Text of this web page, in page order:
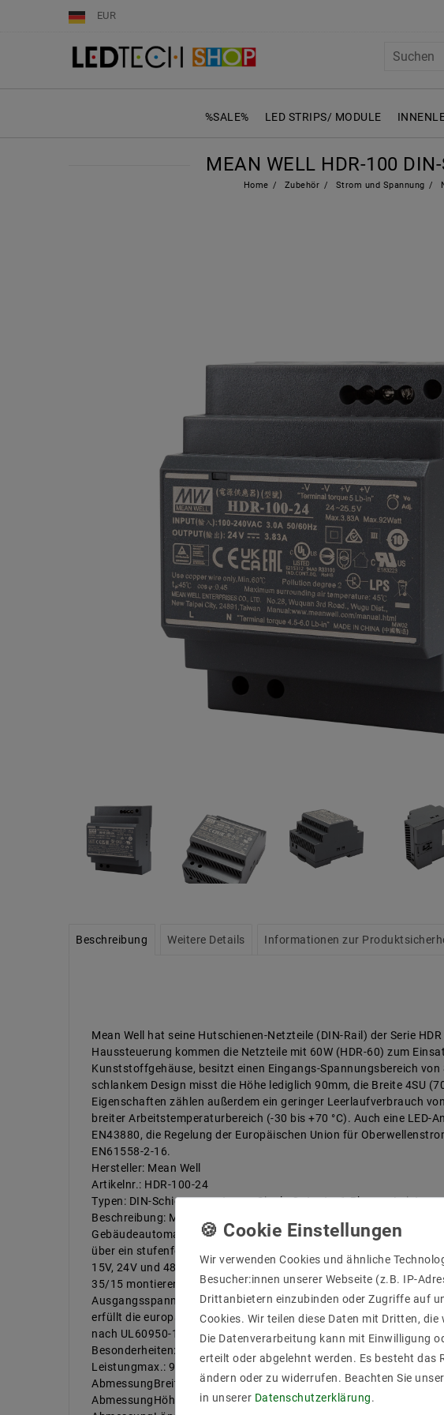
EUR
%SALE% LED STRIPS/ MODULE
MEAN WELL HDR-100
Home Zubehör Strom und Spannung
Beschreibung Weitere Details Informationen zur
Mean Well hat seine Hutschienen-Netzteile (DIN-Rail) der Serie
Haussteuerung kommen die Netzteile mit 60W (HDR-60) zum
Kunststoffgehäuse, besitzt einen Eingangs-Spannungsbereich von
schlankem Design misst die Höhe lediglich 90mm, die Breite 4SU
Eigenschaften zählen außerdem ein geringer Leerlaufverbrauch
breiter Arbeitstemperaturbereich (-30 bis +70 °C). Auch eine LED-
EN43880, die Regelung der Europäischen Union für
EN61558-2-16.
Hersteller: Mean Well
Artikelnr.: HDR-100-24
Typen: DIN-Schienenmontage Single Output 1-Phase Leistung:
Beschreibung: Mean Well hat seine Hutschienen-Netzteile (DIN-
Gebäudeautomation und Haussteuerung kommen die Netzteile
über ein stufenförmiges Kunststoffgehäuse, besitzt einen
15V, 24V und 48V. Dank schlankem Design misst die Höhe
35/15 montieren. Zu ihren Eigenschaften zählen außerdem ein
Ausgangsspannung sowie ein breiter Arbeitstemperaturbereich (-
erfüllt die europäische Norm DIN EN43880, die Regelung der
nach UL60950-1, UL508 und EN61558-2-16.
Besonderheiten: Einstellbar
Leistungmax.: 92 W
AbmessungBreitein mm: 54,5 mm
AbmessungHöhein mm: 90 mm
Wir verwenden Cookies und ähnliche
Besucher:innen unserer Webseite (z.B. IP-
Drittanbietern einzubinden oder Zugriffe auf
Cookies. Wir teilen diese Daten mit Dritten,
Die Datenverarbeitung kann mit Einwilligung
erteilt oder abgelehnt werden. Es besteht das
ändern oder zu widerrufen. Beachten Sie unser
in unserer Daten­schutz­erklärung.